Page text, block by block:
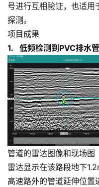
号进行互相验证，也适用
探测。
项目成果
1. 低频检测到PVC排水管
管道的雷达图像和现场图
雷达显示在该路段地下
高速路外的管道延伸位置